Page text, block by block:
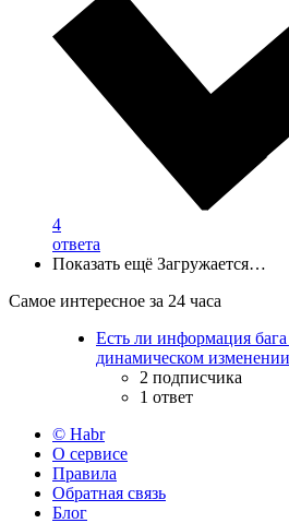
4
ответа
Показать ещё Загружается…
Самое интересное за 24 часа
Есть ли информация
динамическом
2 подписчика
1 ответ
© Habr
О сервисе
Правила
Обратная связь
Блог